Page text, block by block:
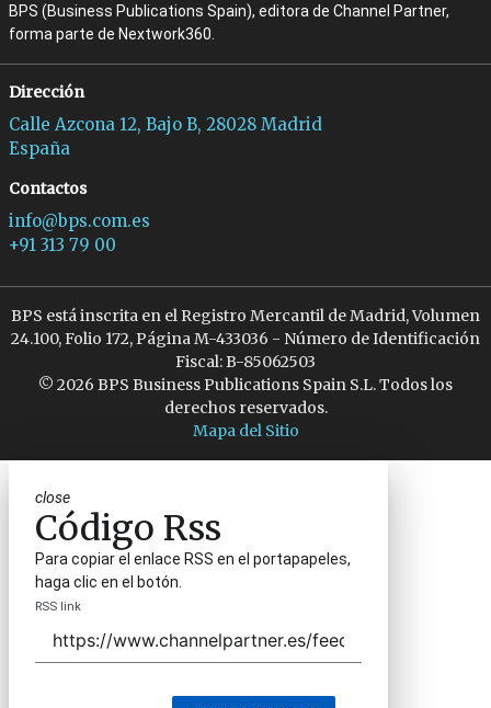
BPS (Business Publications Spain), editora de Channel Partner,
forma parte de Nextwork360.
Dirección
Calle Azcona 12, Bajo B, 28028 Madrid
España
Contactos
info@bps.com.es
+91 313 79 00
BPS está inscrita en el Registro Mercantil de Madrid, Volumen
24.100, Folio 172, Página M-433036 - Número de Identificación
Fiscal: B-85062503
© 2026 BPS Business Publications Spain S.L. Todos los
derechos reservados.
Mapa del Sitio
close
Código Rss
Para copiar el enlace RSS en el portapapeles,
haga clic en el botón.
RSS link